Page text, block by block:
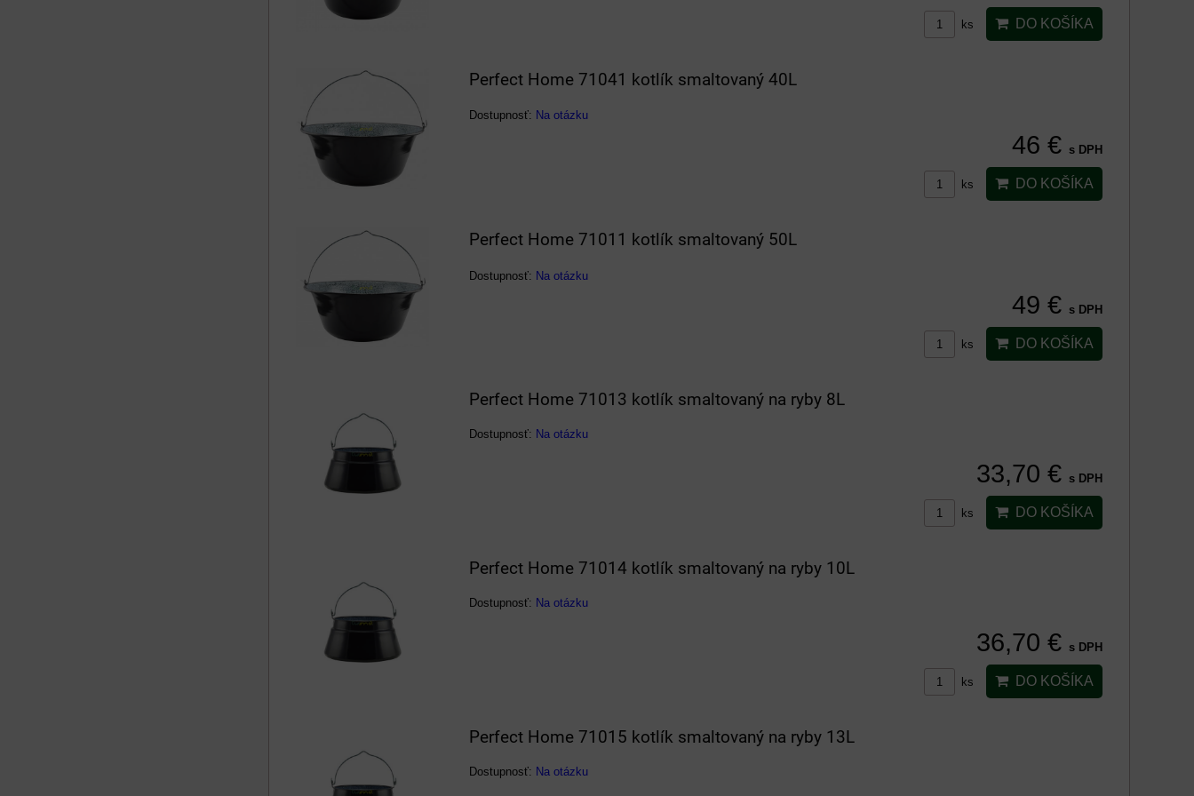
ks DO KOŠÍKA
Perfect Home 71041 kotlík smaltovaný 40L
Dostupnosť: Na otázku
46 € s DPH
ks DO KOŠÍKA
Perfect Home 71011 kotlík smaltovaný 50L
Dostupnosť: Na otázku
49 € s DPH
ks DO KOŠÍKA
Perfect Home 71013 kotlík smaltovaný na ryby 8L
Dostupnosť: Na otázku
33,70 € s DPH
ks DO KOŠÍKA
Perfect Home 71014 kotlík smaltovaný na ryby 10L
Dostupnosť: Na otázku
36,70 € s DPH
ks DO KOŠÍKA
Perfect Home 71015 kotlík smaltovaný na ryby 13L
Dostupnosť: Na otázku